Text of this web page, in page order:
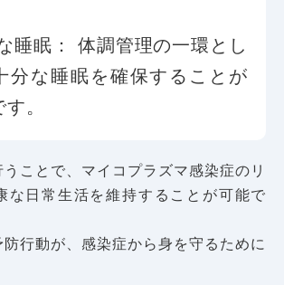
睡眠 ： 体調管理の一環とし
分な睡眠を確保することが
。
ことで、マイコプラズマ感染症のリ
な日常生活を維持することが可能で
行動が、感染症から身を守るために